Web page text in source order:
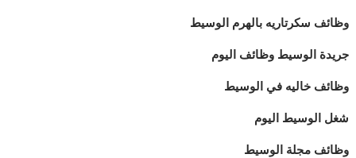
وظائف سكرتاريه بالهرم الوسيط
جريدة الوسيط وظائف اليوم
وظائف خاليه في الوسيط
شغل الوسيط اليوم
وظائف مجلة الوسيط